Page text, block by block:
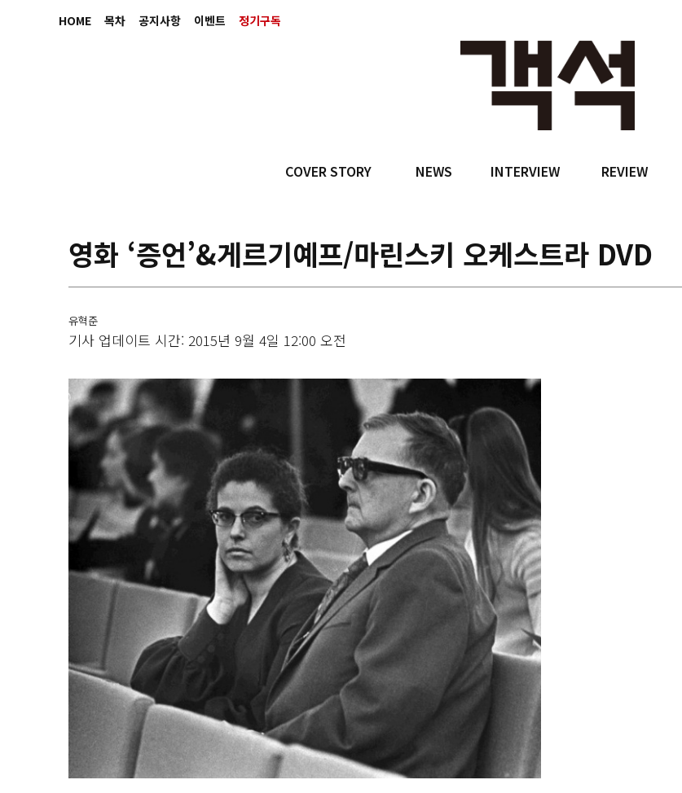
HOME 목차 공지사항 이벤트 정기구독
COVER STORY NEWS INTERVIEW REVIEW
영화 ‘증언’&게르기예프/마린스키 오케스트라 DVD
유혁준
기사 업데이트 시간: 2015년 9월 4일 12:00 오전